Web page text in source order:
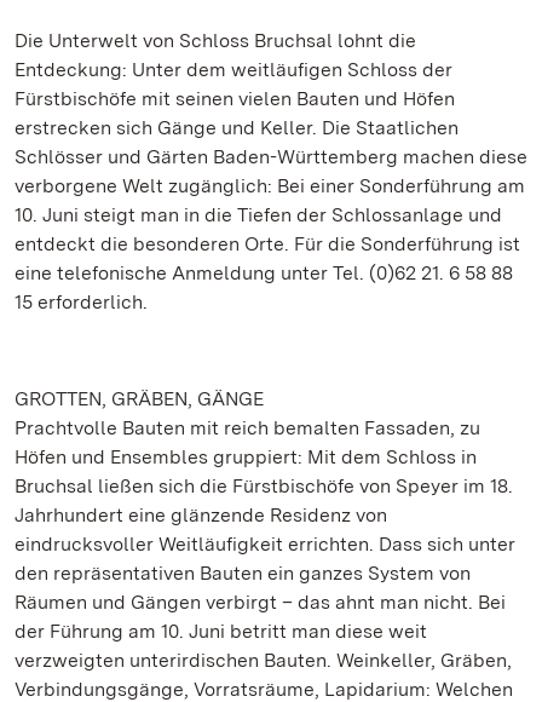
Die Unterwelt von Schloss Bruchsal lohnt die
Entdeckung: Unter dem weitläufigen Schloss der
Fürstbischöfe mit seinen vielen Bauten und Höfen
erstrecken sich Gänge und Keller. Die Staatlichen
Schlösser und Gärten Baden-Württemberg machen diese
verborgene Welt zugänglich: Bei einer Sonderführung am
10. Juni steigt man in die Tiefen der Schlossanlage und
entdeckt die besonderen Orte. Für die Sonderführung ist
eine telefonische Anmeldung unter Tel. (0)62 21. 6 58 88
15 erforderlich.
GROTTEN, GRÄBEN, GÄNGE
Prachtvolle Bauten mit reich bemalten Fassaden, zu
Höfen und Ensembles gruppiert: Mit dem Schloss in
Bruchsal ließen sich die Fürstbischöfe von Speyer im 18.
Jahrhundert eine glänzende Residenz von
eindrucksvoller Weitläufigkeit errichten. Dass sich unter
den repräsentativen Bauten ein ganzes System von
Räumen und Gängen verbirgt – das ahnt man nicht. Bei
der Führung am 10. Juni betritt man diese weit
verzweigten unterirdischen Bauten. Weinkeller, Gräben,
Verbindungsgänge, Vorratsräume, Lapidarium: Welchen